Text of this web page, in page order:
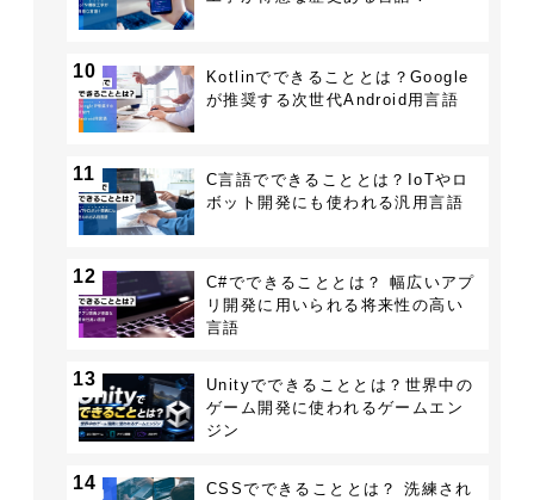
10
Kotlinでできることとは？Google
が推奨する次世代Android用言語
11
C言語でできることとは？IoTやロ
ボット開発にも使われる汎用言語
12
C#でできることとは？ 幅広いアプ
リ開発に用いられる将来性の高い
言語
13
Unityでできることとは？世界中の
ゲーム開発に使われるゲームエン
ジン
14
CSSでできることとは？ 洗練され